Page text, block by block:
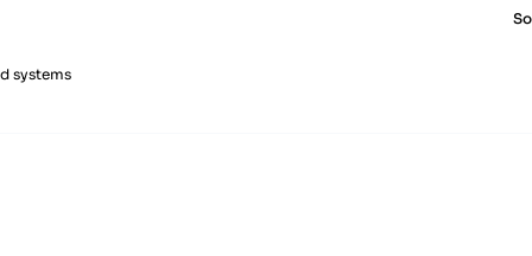
systems